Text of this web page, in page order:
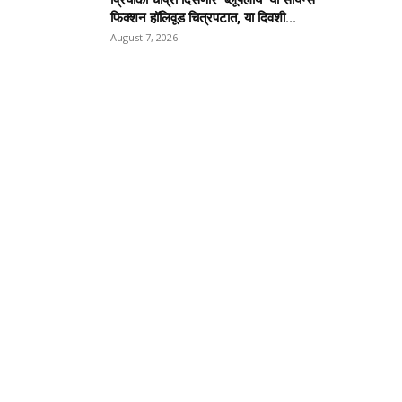
फिक्शन हॉलिवूड चित्रपटात, या दिवशी...
August 7, 2026